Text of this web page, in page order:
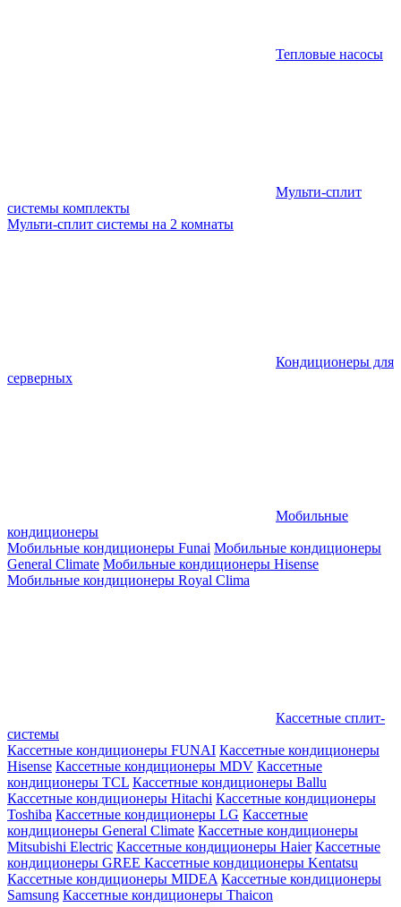
Тепловые насосы
Мульти-сплит
системы комплекты
Мульти-сплит системы на 2 комнаты
Кондиционеры для
серверных
Мобильные
кондиционеры
Мобильные кондиционеры Funai Мобильные кондиционеры
General Climate Мобильные кондиционеры Hisense
Мобильные кондиционеры Royal Clima
Кассетные сплит-
системы
Кассетные кондиционеры FUNAI Кассетные кондиционеры
Hisense Кассетные кондиционеры MDV Кассетные
кондиционеры TCL Кассетные кондиционеры Ballu
Кассетные кондиционеры Hitachi Кассетные кондиционеры
Toshiba Кассетные кондиционеры LG Кассетные
кондиционеры General Climate Кассетные кондиционеры
Mitsubishi Electric Кассетные кондиционеры Haier Кассетные
кондиционеры GREE Кассетные кондиционеры Kentatsu
Кассетные кондиционеры MIDEA Кассетные кондиционеры
Samsung Кассетные кондиционеры Thaicon